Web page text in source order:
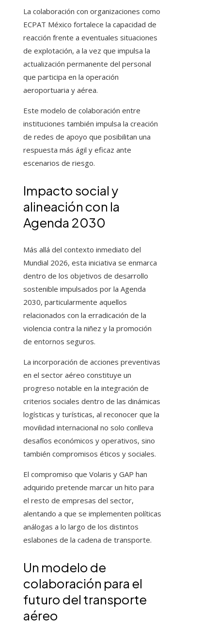
La colaboración con organizaciones como
ECPAT México fortalece la capacidad de
reacción frente a eventuales situaciones
de explotación, a la vez que impulsa la
actualización permanente del personal
que participa en la operación
aeroportuaria y aérea.
Este modelo de colaboración entre
instituciones también impulsa la creación
de redes de apoyo que posibilitan una
respuesta más ágil y eficaz ante
escenarios de riesgo.
Impacto social y
alineación con la
Agenda 2030
Más allá del contexto inmediato del
Mundial 2026, esta iniciativa se enmarca
dentro de los objetivos de desarrollo
sostenible impulsados por la Agenda
2030, particularmente aquellos
relacionados con la erradicación de la
violencia contra la niñez y la promoción
de entornos seguros.
La incorporación de acciones preventivas
en el sector aéreo constituye un
progreso notable en la integración de
criterios sociales dentro de las dinámicas
logísticas y turísticas, al reconocer que la
movilidad internacional no solo conlleva
desafíos económicos y operativos, sino
también compromisos éticos y sociales.
El compromiso que Volaris y GAP han
adquirido pretende marcar un hito para
el resto de empresas del sector,
alentando a que se implementen políticas
análogas a lo largo de los distintos
eslabones de la cadena de transporte.
Un modelo de
colaboración para el
futuro del transporte
aéreo